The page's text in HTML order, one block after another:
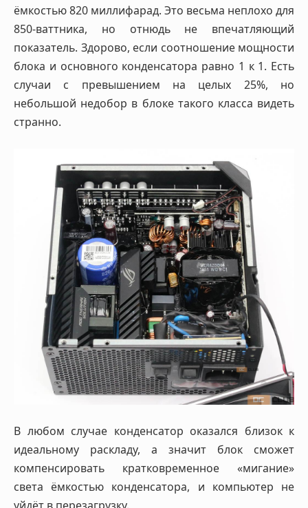
ёмкостью 820 миллифарад. Это весьма неплохо для
850-ваттника, но отнюдь не впечатляющий
показатель. Здорово, если соотношение мощности
блока и основного конденсатора равно 1 к 1. Есть
случаи с превышением на целых 25%, но
небольшой недобор в блоке такого класса видеть
странно.
В любом случае конденсатор оказался близок к
идеальному раскладу, а значит блок сможет
компенсировать кратковременное «мигание»
света ёмкостью конденсатора, и компьютер не